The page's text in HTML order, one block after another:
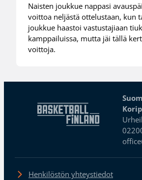
Naisten joukkue nappasi
voittoa neljästä ottelustaan, kun
joukkue haastoi vastustajiaan
kamppailuissa, mutta jäi tällä
voittoja.
Henkilöstön yhteystiedot